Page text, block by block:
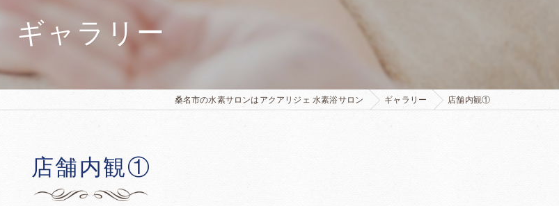
アクアリジェ 水素浴サロン
ギャラリー
桑名市の水素サロンはアクアリジェ 水素浴サロン ギャラリー 店舗内観①
店舗内観①